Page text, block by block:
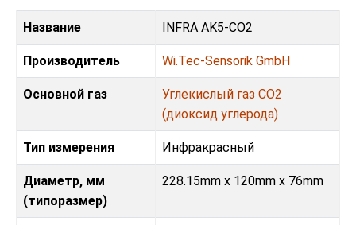
Название INFRA AK5-CO2
Производитель Wi.Tec-Sensorik GmbH
Основной газ
Углекислый газ CO2
(диоксид углерода)
Тип измерения Инфракрасный
Диаметр, мм
(типоразмер)
228.15mm x 120mm x 76mm